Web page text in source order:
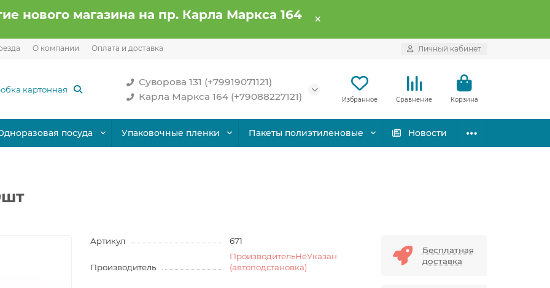
нового магазина на пр. Карла Маркса 164
О компании Оплата и доставка Личный кабинет
Суворова 131 (+79919071121)
Карла Маркса 164 (+79088227121)
Избранное Сравнение Корзина
посуда Упаковочные пленки Пакеты полиэтиленовые Новости
Артикул 671
Производитель
ПроизводительНеУказан
(автоподстановка)
Бесплатная
доставка